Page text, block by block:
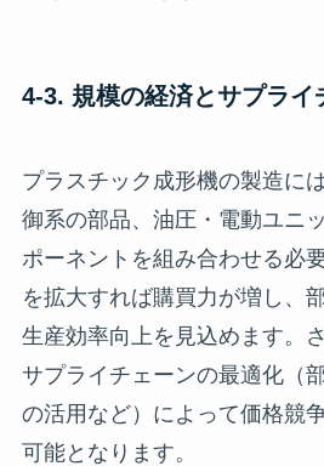
4-3. 規模の経済とサプライ
プラスチック成形機の製造に
御系の部品、油圧・電動ユニ
ポーネントを組み合わせる必
を拡大すれば購買力が増し、
生産効率向上を見込めます。
サプライチェーンの最適化（
の活用など）によって価格競
可能となります。